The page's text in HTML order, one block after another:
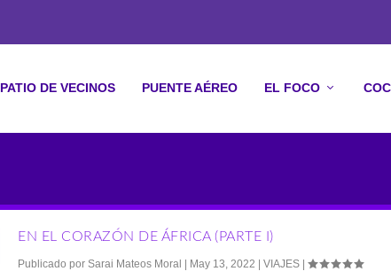
PATIO DE VECINOS PUENTE AÉREO EL FOCO
EN EL CORAZÓN DE ÁFRICA (PARTE I)
Publicado porSarai Mateos Moral May 13, 2022 |VIAJES |